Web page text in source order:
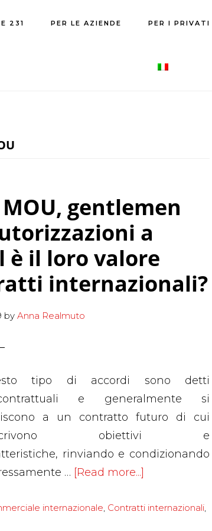
231 PER LE AZIENDE PER I PRIVATI
gentlemen
a
è il loro valore
internazionali?
by Anna Realmuto
tipo di accordi sono detti
e generalmente si
a un contratto futuro di cui
obiettivi e
rinviando e condizionando
… [Read more...]
d’intenti,
internazionale, Contratti internazionali,